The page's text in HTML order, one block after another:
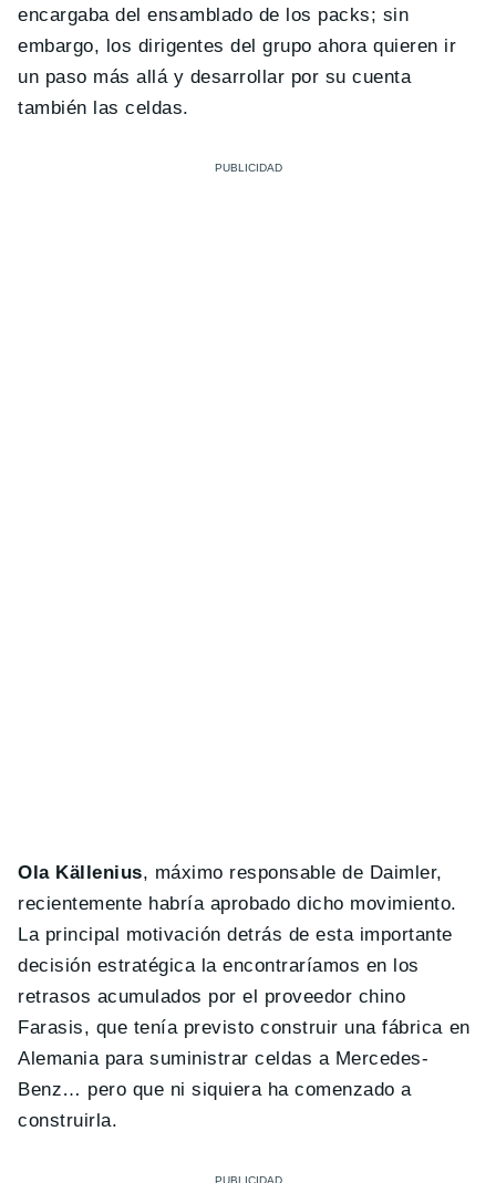
encargaba del ensamblado de los packs; sin
embargo, los dirigentes del grupo ahora quieren ir
un paso más allá y desarrollar por su cuenta
también las celdas.
Ola Källenius, máximo responsable de Daimler,
recientemente habría aprobado dicho movimiento.
La principal motivación detrás de esta importante
decisión estratégica la encontraríamos en los
retrasos acumulados por el proveedor chino
Farasis, que tenía previsto construir una fábrica en
Alemania para suministrar celdas a Mercedes-
Benz… pero que ni siquiera ha comenzado a
construirla.